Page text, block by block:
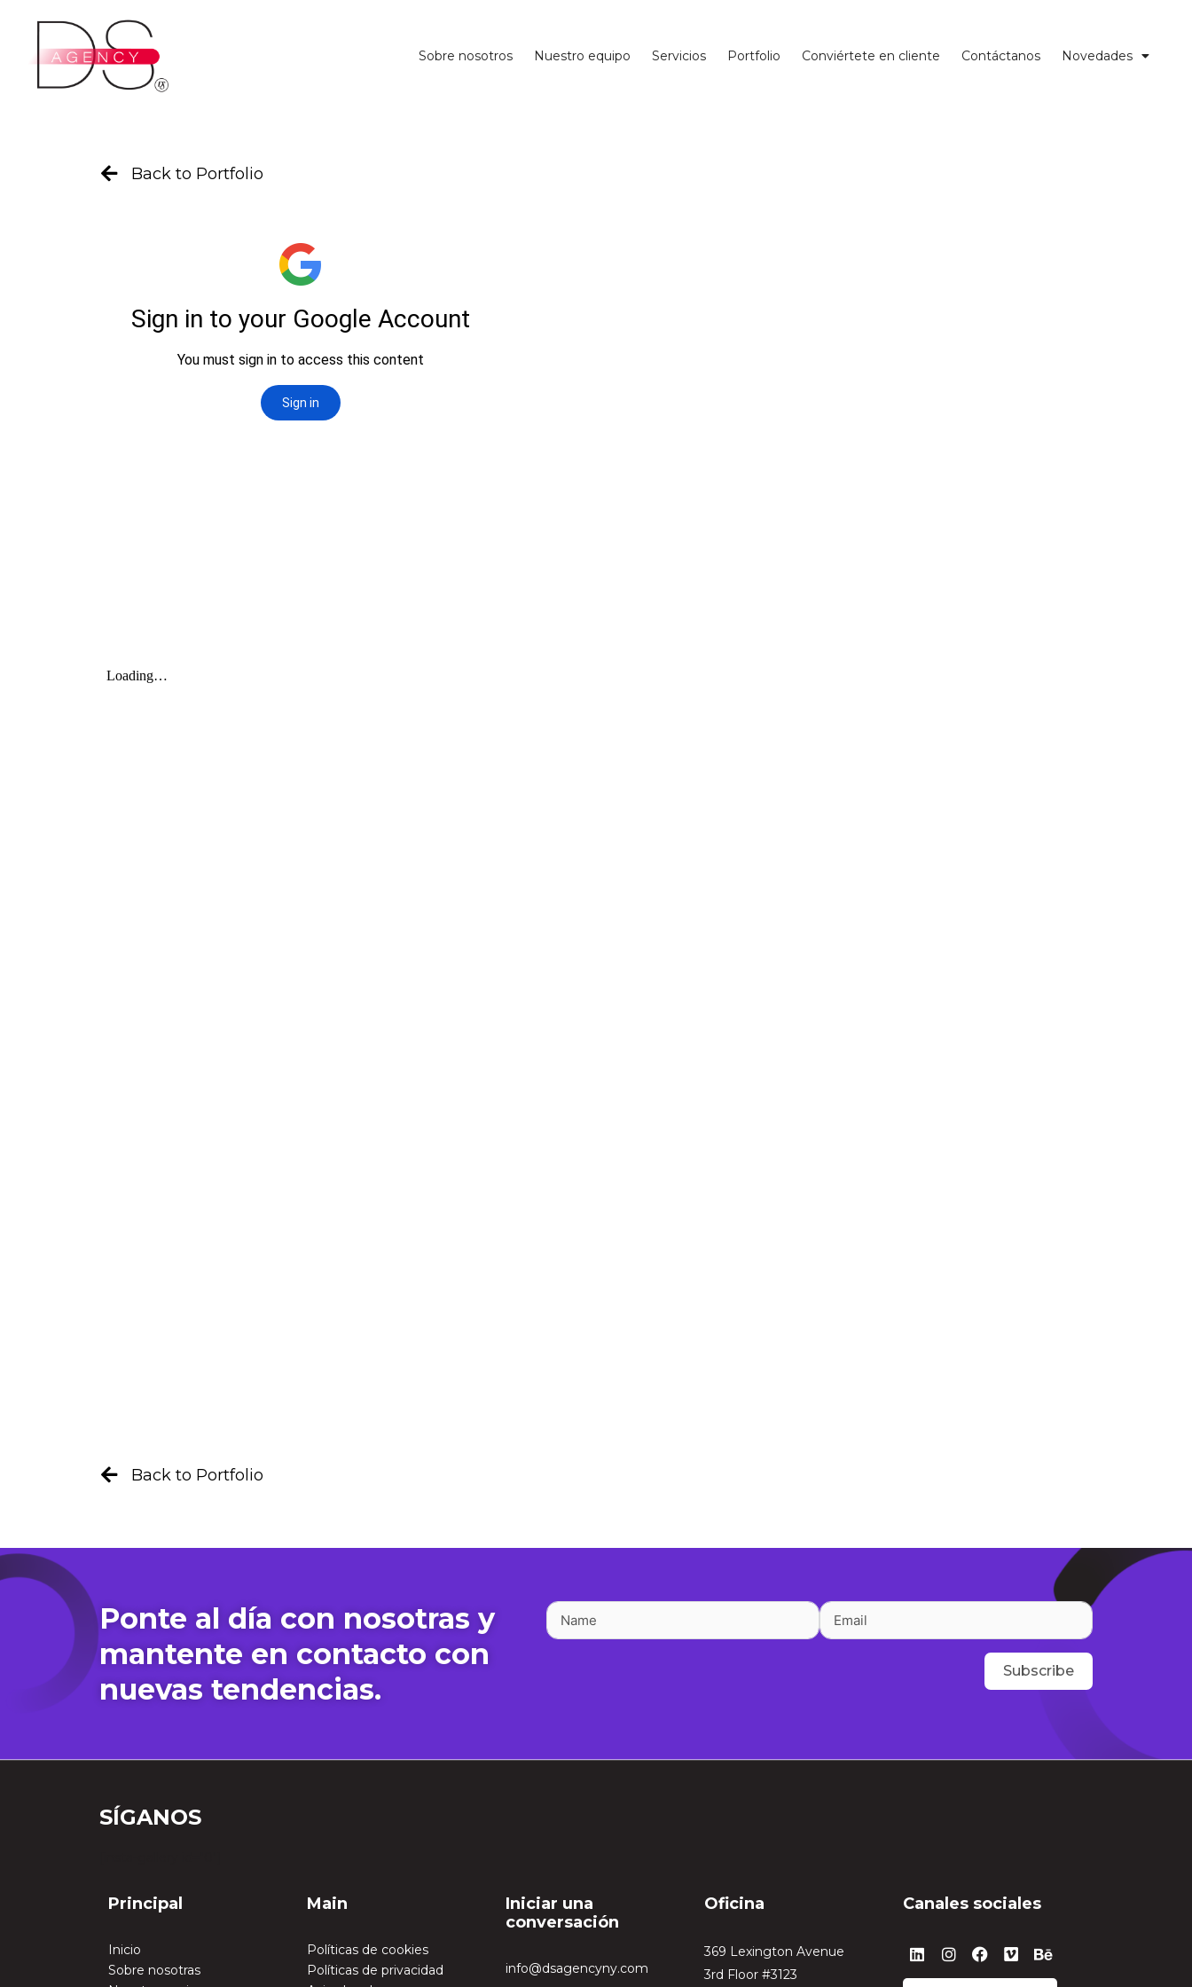
contenido
Sobre nosotros Nuestro equipo Servicios Portfolio Conviértete en cliente Contáctanos Novedades
Back to Portfolio
Back to Portfolio
Ponte al día con nosotras y
mantente en contacto con
nuevas tendencias.
Subscribe
SÍGANOS
Principal
Inicio
Sobre nosotras
Main
Políticas de cookies
Políticas de privacidad
Iniciar una
conversación
info@dsagencyny.com
Oficina
369 Lexington Avenue
3rd Floor #3123
Canales sociales
Linkedin
Instagram
Facebook
VimeoBehance